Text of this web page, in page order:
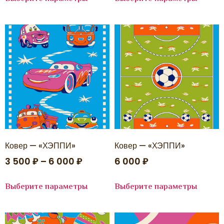
ДОМО
ИМПЕРИАЛ КАРВИНГ
КАМЕЛИЯ
КАСКАД
КВЕСТ
КИНДЕР-МИКС
КОМФОРТ
КРУИЗ
ЛАЙЛА де ЛЮКС
ЛАКШЕРИ
ЛИМА
ЛОНЖ
ЛЮЦИЯ
МЕХ BUBBLE
МЕХ RABBIT LUXE
ОПТИМИСТ
ПРЕМИУМ
ПРЕМЬЕР
Ковер — «ХЭППИ»
3 500 ₽ – 6 000 ₽
Выберите параметры
Ковер — «ХЭППИ»
6 000 ₽
Выберите параметры